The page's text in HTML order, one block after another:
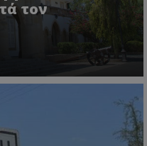
τον